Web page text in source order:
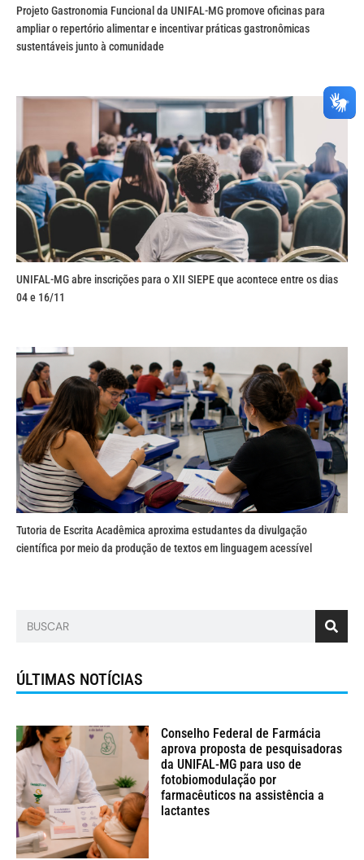
Projeto Gastronomia Funcional da UNIFAL-MG promove oficinas para
ampliar o repertório alimentar e incentivar práticas gastronômicas
sustentáveis junto à comunidade
UNIFAL-MG abre inscrições para o XII SIEPE que acontece entre os dias
04 e 16/11
Tutoria de Escrita Acadêmica aproxima estudantes da divulgação
científica por meio da produção de textos em linguagem acessível
ÚLTIMAS NOTÍCIAS
Conselho Federal de Farmácia
aprova proposta de pesquisadoras
da UNIFAL-MG para uso de
fotobiomodulação por
farmacêuticos na assistência a
lactantes